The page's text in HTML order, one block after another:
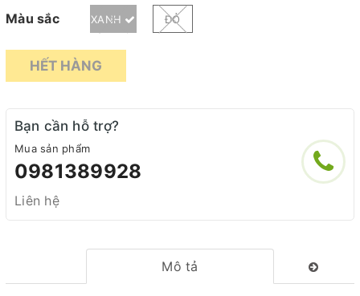
Màu sắc XANH ĐỎ
HẾT HÀNG
Bạn cần hỗ trợ?
Mua sản phẩm
0981389928
Liên hệ
Mô tả